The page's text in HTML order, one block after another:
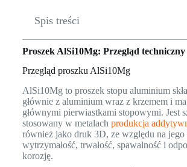
Spis treści
Proszek AlSi10Mg: Przegląd techniczny
Przegląd proszku AlSi10Mg
AlSi10Mg to proszek stopu aluminium
głównie z aluminium wraz z krzemem i
głównymi pierwiastkami stopowymi. Jest
stosowany w metalach produkcja
również jako druk 3D, ze względu na jego
wytrzymałość, trwałość, spawalność i
korozję.